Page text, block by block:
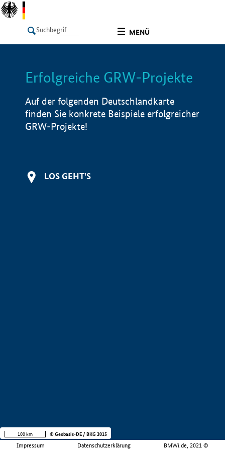
MENÜ
LISTE Info
Erfolgreiche GRW-Projekte
Auf der folgenden Deutschlandkarte
finden Sie konkrete Beispiele erfolgreicher
GRW-Projekte!
LOS GEHT'S
Impressum Datenschutzerklärung BMWi.de, 2021 ©
100 km © Geobasis-DE / BKG 2015